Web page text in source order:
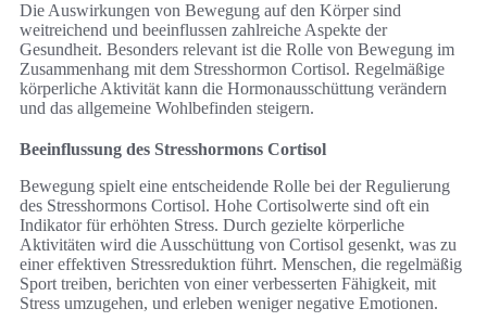
Die Auswirkungen von Bewegung auf den Körper sind
weitreichend und beeinflussen zahlreiche Aspekte der
Gesundheit. Besonders relevant ist die Rolle von Bewegung im
Zusammenhang mit dem Stresshormon Cortisol. Regelmäßige
körperliche Aktivität kann die Hormonausschüttung verändern
und das allgemeine Wohlbefinden steigern.
Beeinflussung des Stresshormons Cortisol
Bewegung spielt eine entscheidende Rolle bei der Regulierung
des Stresshormons Cortisol. Hohe Cortisolwerte sind oft ein
Indikator für erhöhten Stress. Durch gezielte körperliche
Aktivitäten wird die Ausschüttung von Cortisol gesenkt, was zu
einer effektiven Stressreduktion führt. Menschen, die regelmäßig
Sport treiben, berichten von einer verbesserten Fähigkeit, mit
Stress umzugehen, und erleben weniger negative Emotionen.